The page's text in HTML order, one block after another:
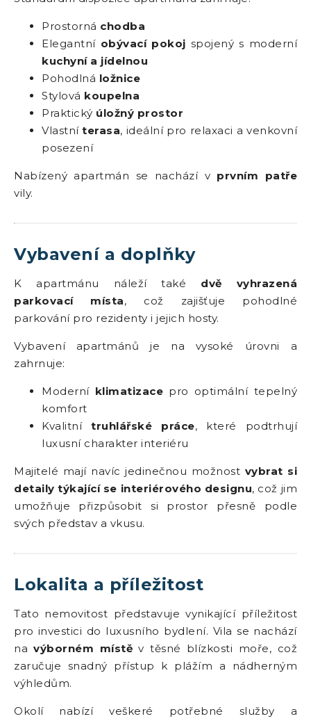
Prostorná chodba
Elegantní obývací pokoj spojený s moderní
kuchyní a jídelnou
Pohodlná ložnice
Stylová koupelna
Praktický úložný prostor
Vlastníterasa, ideální pro relaxaci a venkovní
posezení
Nabízený apartmán se nachází v prvním patře
vily.
Vybavení a doplňky
K apartmánu náleží také dvě vyhrazená
parkovací místa, což zajišťuje pohodlné
parkování pro rezidenty i jejich hosty.
Vybavení apartmánů je na vysoké úrovni a
zahrnuje:
Moderní klimatizace pro optimální tepelný
komfort
Kvalitní truhlářské práce, které podtrhují
luxusní charakter interiéru
Majitelé mají navíc jedinečnou možnost vybrat si
detaily týkající se interiérového designu, což jim
umožňuje přizpůsobit si prostor přesně podle
svých představ a vkusu.
Lokalita a příležitost
Tato nemovitost představuje vynikající příležitost
pro investici do luxusního bydlení. Vila se nachází
navýborném místě v těsné blízkosti moře, což
zaručuje snadný přístup k plážím a nádherným
výhledům.
Okolí nabízí veškeré potřebné služby a